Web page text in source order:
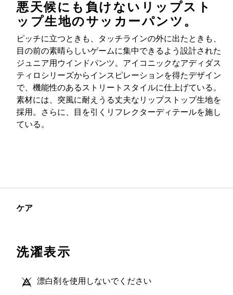
悪天候にも負けないリップスト
ップ生地のサッカーパンツ。
ピッチに立つときも、タッチラインの外に出たときも、
目の前の素晴らしいゲームに集中できるよう設計された
ジュニア用ウインドパンツ。アイコニックなアディダス
ティロシリーズからインスピレーションを得たデザイン
で、機能性のあるストリートスタイルに仕上げている。
素材には、突風に耐えうる丈夫なリップストップ生地を
採用。さらに、目を引くリフレクターディテールを施し
ている。
ケア
洗濯表示
漂白剤を使用しないでください